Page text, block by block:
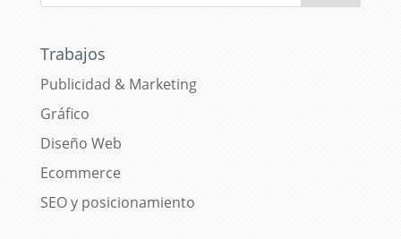
Trabajos
Publicidad & Marketing
Gráfico
Diseño Web
Ecommerce
SEO y posicionamiento